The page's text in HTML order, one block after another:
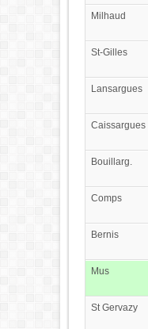
Milhaud
St-Gilles
Lansargues
Caissargues
Bouillarg.
Comps
Bernis
Mus
St Gervazy